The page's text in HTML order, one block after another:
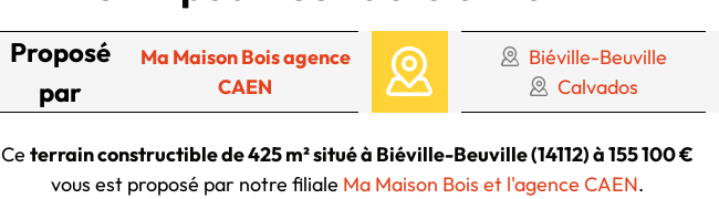
Proposé
par
Ma Maison Bois agence
CAEN
Biéville-Beuville
Calvados
Ce terrain constructible de 425 m² situé à Biéville-Beuville (14112) à 155 100 €
vous est proposé par notre filiale Ma Maison Bois et l'agence CAEN.